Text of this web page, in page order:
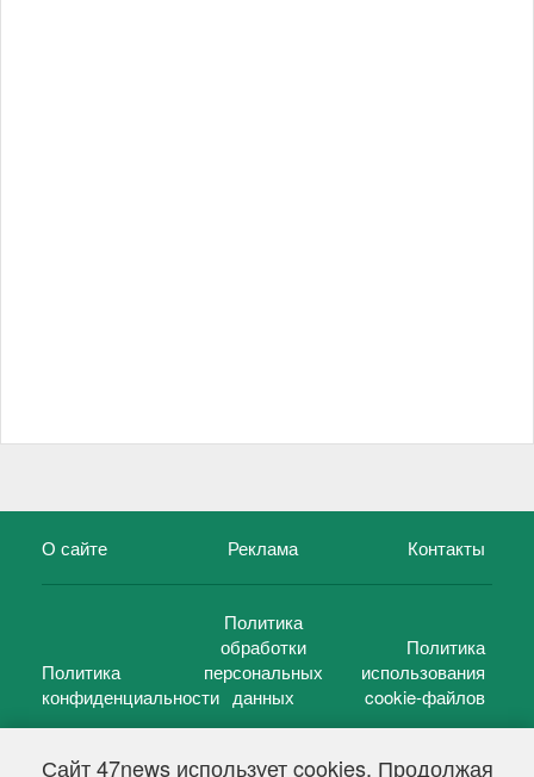
Сайт 47news использует cookies. Продолжая
О сайте Реклама Контакты
Политика
конфиденциальности
Политика
обработки
персональных
данных
Политика
использования
cookie-файлов